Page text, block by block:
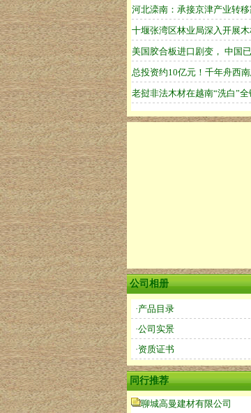
公司相册
·产品目录
·公司实景
·资质证书
同行推荐
聊城高曼建材有限公司